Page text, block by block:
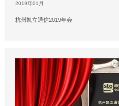
2019年01月
杭州凯立通信2019年会